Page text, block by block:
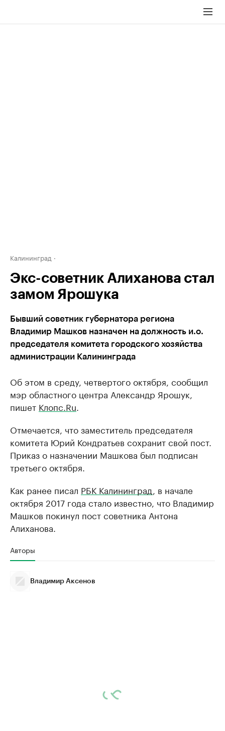
Калининград
Экс-советник Алиханова стал
замом Ярошука
Бывший советник губернатора региона
Владимир Машков назначен на должность и.о.
председателя комитета городского хозяйства
администрации Калининграда
Об этом в среду, четвертого октября, сообщил
мэр областного центра Александр Ярошук,
пишет Клопс.Ru
Отмечается, что заместитель председателя
комитета Юрий Кондратьев сохранит свой пост.
Приказ о назначении Машкова был подписан
третьего октября.
Как ранее писал РБК Калининград , в начале
октября 2017 года стало известно, что Владимир
Машков покинул пост советника Антона
Алиханова.
Авторы
Владимир Аксенов